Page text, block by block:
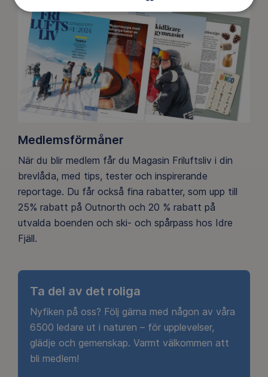
Medlemsförmåner
När du blir medlem får du Magasin Friluftsliv i din
brevlåda, med tips, tester och inspirerande
reportage. Du får också fina rabatter, som upp till
25% rabatt på Outnorth och 20 % rabatt på
utvalda boenden och ski- och spårpass hos Idre
Fjäll.
Ta del av det roliga
Nyfiken på oss? Följ gärna med någon av våra
6500 ledare ut i naturen – för upplevelser,
glädje och gemenskap. Varmt välkommen att
bli medlem!